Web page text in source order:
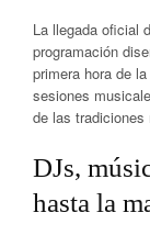
La llegada oficial
programación
primera hora de
sesiones
de las
DJs,
hasta la